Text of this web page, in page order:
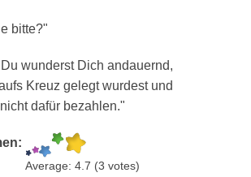
bitte?"
wunderst Dich andauernd,
Kreuz gelegt wurdest und
dafür bezahlen."
Average: 4.7 (3 votes)